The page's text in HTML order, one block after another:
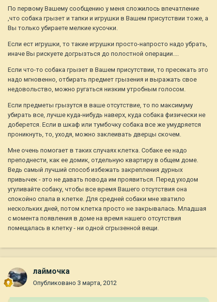
По первому Вашему сообщению у меня сложилось впечатление
,что собака грызет и тапки и игрушки в Вашем присутствии тоже, а
Вы только убираете мелкие кусочки.
Если ест игрушки, то такие игрушки просто-напросто надо убрать,
иначе Вы рискуете догрызться до полостной операции....
Если что-то собака грызет в Вашем присутствии, то пресекать это
надо мгновенно, отбирать предмет грызения и выражать свое
недовольство, можно ругаться низким утробным голосом.
Если предметы грызутся в ваше отсутствие, то по максимуму
убирать все, лучше куда-нибудь наверх, куда собака физически не
доберется. Если в шкаф или тумбочку собака все же умудряется
проникнуть, то, уходя, можно заклеивать дверцы скочем.
Мне очень помогает в таких случаях клетка. Собаке ее надо
преподнести, как ее домик, отдельную квартиру в общем доме.
Ведь самый лучший способ избежать закрепления дурных
привычек - это не давать повода им проявиться. Перед уходом
угуливайте собаку, чтобы все время Вашего отсутствия она
спокойно спала в клетке. Для средней собаки мне хватило
нескольких дней, потом клетка просто не закрывалась. Младшая
с момента появления в доме на время нашего отсутствия
помещалась в клетку - ни одной сгрызенной вещи.
лаймочка
Опубликовано 3 марта, 2012